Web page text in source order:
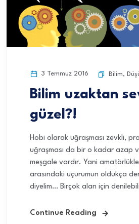
3 Temmuz 2016 Bilim,
Bilim uzaktan
güzel?!
Hobi olarak uğraşması zevkli,
uğraşması da bir o kadar azap
meşgale vardır. Yani
arasındaki uçurumun oldukça
diyelim… Birçok alan için
Continue Reading